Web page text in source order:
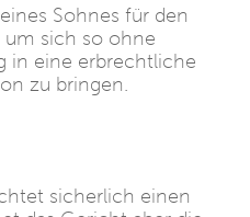
Sohnes für den
um sich so ohne
in eine erbrechtliche
zu bringen.
sicherlich einen